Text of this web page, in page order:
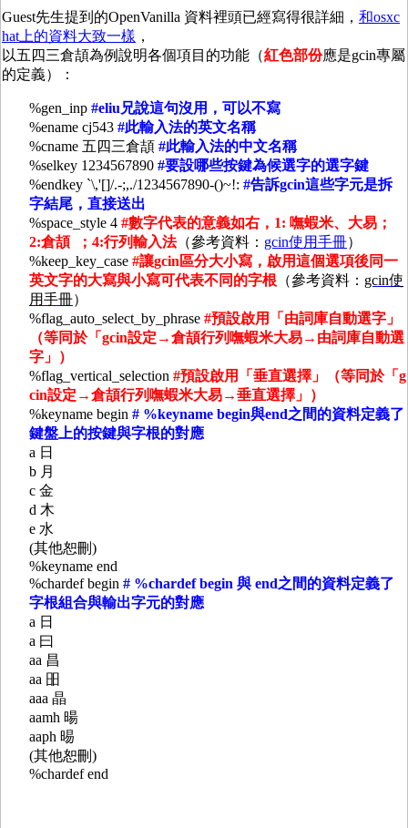
Guest先生提到的OpenVanilla 資料裡頭已經寫得很詳細， 和osxc
hat上的資料大致一樣 ，
以五四三倉頡為例說明各個項目的功能（紅色部份應是gcin專屬
的定義）：
%gen_inp #eliu兄說這句沒用，可以不寫
%ename cj543 #此輸入法的英文名稱
%cname 五四三倉頡 #此輸入法的中文名稱
%selkey 1234567890 #要設哪些按鍵為候選字的選字鍵
%endkey `\,'[]/.-;,./1234567890-()~!: #告訴gcin這些字元是拆
字結尾，直接送出
%space_style 4 #數字代表的意義如右，1: 嘸蝦米、大易；
2:倉頡 ；4:行列輸入法（參考資料： gcin使用手冊）
%keep_key_case #讓gcin區分大小寫，啟用這個選項後同一
英文字的大寫與小寫可代表不同的字根 （參考資料： gcin使
用手冊）
%flag_auto_select_by_phrase #預設啟用「由詞庫自動選字」
（等同於「gcin設定→倉頡行列嘸蝦米大易→由詞庫自動選
字」）
%flag_vertical_selection #預設啟用「垂直選擇」（等同於「g
cin設定→倉頡行列嘸蝦米大易→垂直選擇」）
%keyname begin # %keyname begin與end之間的資料定義了
鍵盤上的按鍵與字根的對應
a 日
b 月
c 金
d 木
e 水
(其他恕刪)
%keyname end
%chardef begin # %chardef begin 與 end之間的資料定義了
字根組合與輸出字元的對應
a 日
a 曰
aa 昌
aa 昍
aaa 晶
aamh 暘
aaph 晹
(其他恕刪)
%chardef end